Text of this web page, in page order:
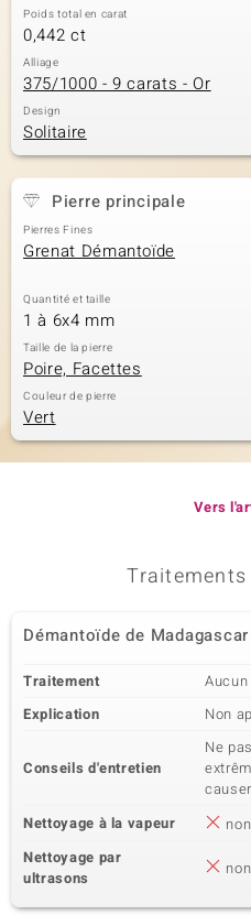
Poids total en carat
0,442 ct
Alliage
375/1000 - 9 carats - Or
Design
Solitaire
Pierre principale
Pierres Fines
Grenat Démantoïde
Quantité et taille
1 à 6x4 mm
Taille de la pierre
Poire, Facettes
Couleur de pierre
Vert
Vers
Démantoïde de Madagascar
Traitement
Aucun
Explication
Non
Conseils d'entretien
Ne
Nettoyage à la vapeur
non
Nettoyage par
ultrasons
non